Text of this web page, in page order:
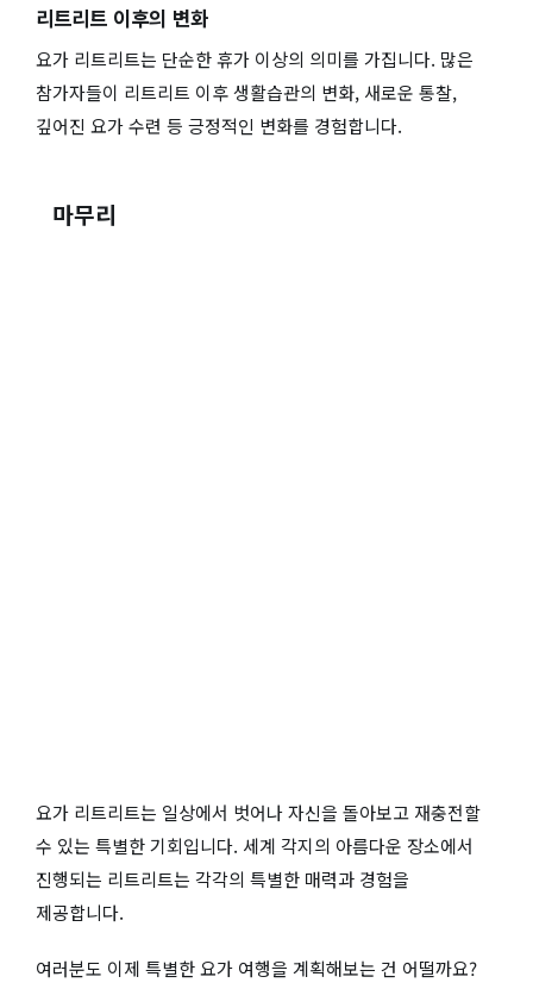
리트리트 이후의 변화
요가 리트리트는 단순한 휴가 이상의 의미를 가집니다. 많은
참가자들이 리트리트 이후 생활습관의 변화, 새로운 통찰,
깊어진 요가 수련 등 긍정적인 변화를 경험합니다.
마무리
요가 리트리트는 일상에서 벗어나 자신을 돌아보고 재충전할
수 있는 특별한 기회입니다. 세계 각지의 아름다운 장소에서
진행되는 리트리트는 각각의 특별한 매력과 경험을
제공합니다.
여러분도 이제 특별한 요가 여행을 계획해보는 건 어떨까요?